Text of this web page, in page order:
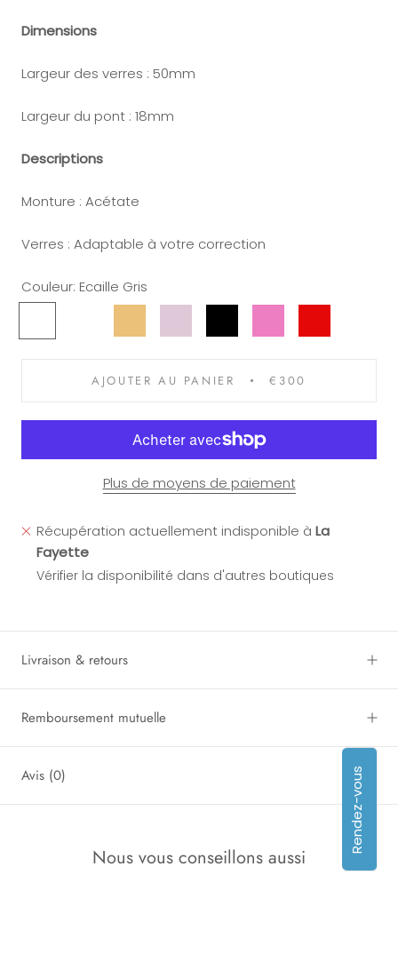
Rendez-vous
Dimensions
Largeur des verres : 50mm
Largeur du pont : 18mm
Descriptions
Monture : Acétate
Verres : Adaptable à votre correction
Couleur: Ecaille Gris
Gris
Rose
AJOUTER AU PANIER €300
Plus de moyens de paiement
Récupération actuellement indisponible à La
Fayette
Vérifier la disponibilité dans d'autres boutiques
Livraison & retours
Remboursement mutuelle
Avis (0)
Nous vous conseillons aussi